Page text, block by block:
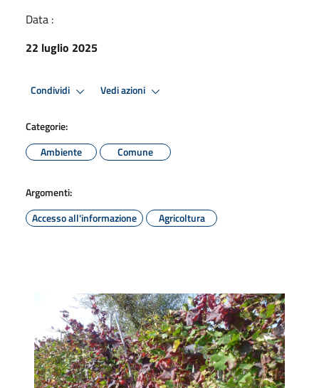
Data :
22 luglio 2025
Condividi Vedi azioni
Categorie:
Ambiente
Comune
Argomenti:
Accesso all'informazione
Agricoltura